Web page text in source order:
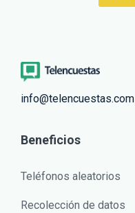
info@telencuestas.com
Beneficios
Teléfonos aleatorios
Recolección de datos